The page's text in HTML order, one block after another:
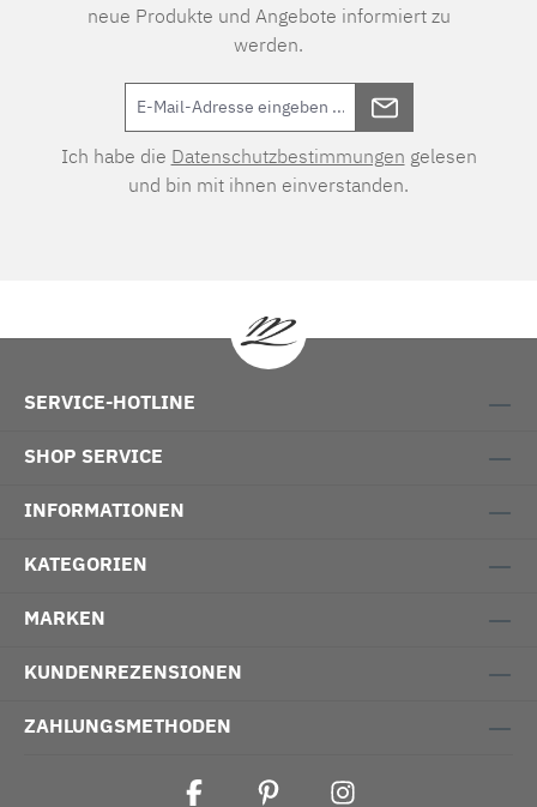
neue Produkte und Angebote informiert zu
werden.
Ich habe die Datenschutzbestimmungen gelesen
und bin mit ihnen einverstanden.
SERVICE-HOTLINE
SHOP SERVICE
INFORMATIONEN
KATEGORIEN
MARKEN
KUNDENREZENSIONEN
ZAHLUNGSMETHODEN